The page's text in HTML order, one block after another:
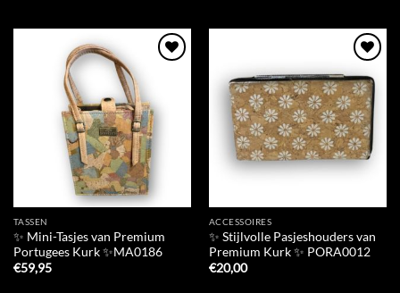
TASSEN
✨ Mini-Tasjes van Premium
Portugees Kurk ✨MA0186
€59,95
Add to
Wishlist
ACCESSOIRES
✨ Stijlvolle Pasjeshouders van
Premium Kurk ✨ PORA0012
€20,00